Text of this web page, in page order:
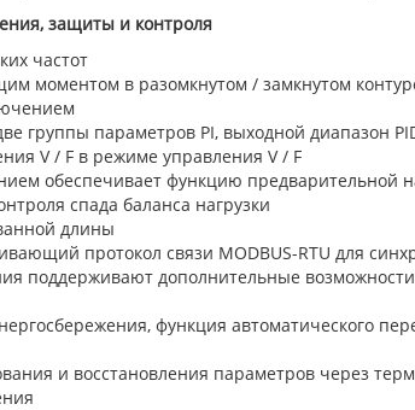
защиты и контроля
частот
моментом в разомкнутом / замкнутом
группы параметров PI, выходной диапазон
V / F в режиме управления V / F
обеспечивает функцию предварительной
спада баланса нагрузки
длины
протокол связи MODBUS-RTU для
поддерживают дополнительные
функция автоматического
и восстановления параметров через